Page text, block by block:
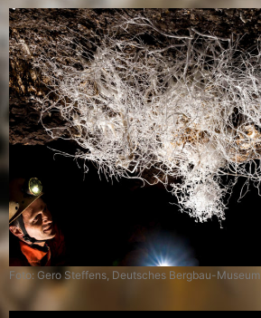
Foto: Gero Steffens, Deutsches Bergbau-Museum